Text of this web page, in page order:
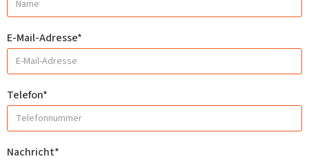
E-Mail-Adresse*
Telefon*
Nachricht*